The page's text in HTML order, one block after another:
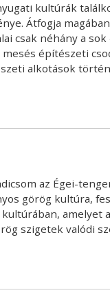
kultúrák
Átfogja
csak néhány a
építészeti
alkotások
az Égei-
görög kultúra,
szigetek valódi